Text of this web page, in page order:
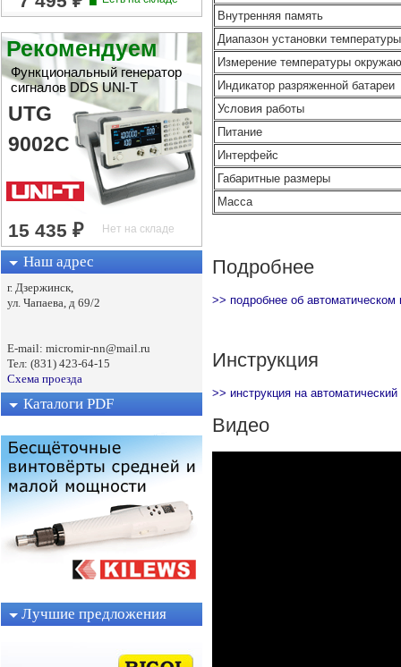
Рекомендуем
Функциональный генератор
сигналов DDS UNI-T
UTG
9002C
Наш адрес
г. Дзержинск,
ул. Чапаева, д 69/2
E-mail: micromir-nn@mail.ru
Тел: (831) 423-64-15
Схема проезда
Каталоги PDF
Лучшие предложения
Внутренняя память
Диапазон установки
Измерение температуры
Индикатор разряженной батареи
Условия работы
Питание
Интерфейс
Габаритные размеры
Масса
Подробнее
>> подробнее об
Инструкция
>> инструкция на
Видео